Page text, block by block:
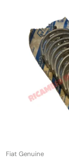
Fiat Genuine